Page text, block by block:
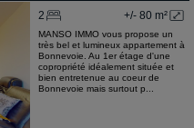
+/- 80 m²
2
MANSO IMMO vous propose un
très bel et lumineux appartement à
Bonnevoie. Au 1er étage d'une
copropriété idéalement située et
bien entretenue au coeur de
Bonnevoie mais surtout p...